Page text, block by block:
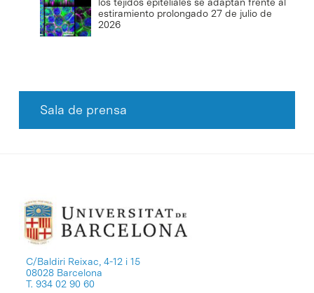
los tejidos epiteliales se adaptan frente al
estiramiento prolongado 27 de julio de
2026
Sala de prensa
C/Baldiri Reixac, 4-12 i 15
08028 Barcelona
T. 934 02 90 60